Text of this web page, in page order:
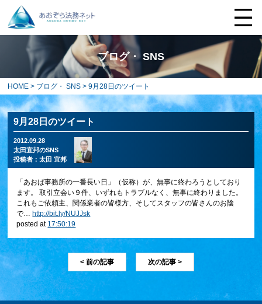
ブログ・ SNS
HOME > ブログ・ SNS > 9月28日のツイート
9月28日のツイート
2012.09.28
太田宜邦のSNS
投稿者：太田 宜邦
「あおば事務所の一番長い日」（仮称）が、無事に終わろうとしており
ます。 取引立会い９件、いずれもトラブルなく、無事に終わりました。
これもご依頼主、関係業者の皆様方、そしてスタッフの皆さんのお陰
で… http://bit.ly/NUJJsk
posted at 17:50:19
< 前の記事 次の記事 >